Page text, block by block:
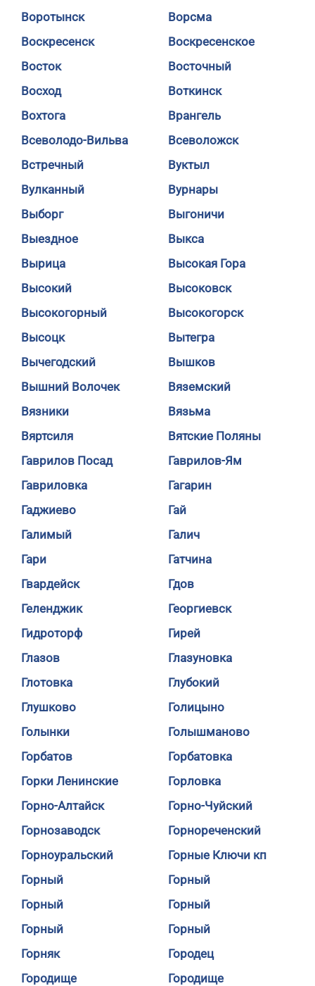
Воротынск
Ворсма
Воскресенск
Воскресенское
Восток
Восточный
Восход
Воткинск
Вохтога
Врангель
Всеволодо-Вильва
Всеволожск
Встречный
Вуктыл
Вулканный
Вурнары
Выборг
Выгоничи
Выездное
Выкса
Вырица
Высокая Гора
Высокий
Высоковск
Высокогорный
Высокогорск
Высоцк
Вытегра
Вычегодский
Вышков
Вышний Волочек
Вяземский
Вязники
Вязьма
Вяртсиля
Вятские Поляны
Гаврилов Посад
Гаврилов-Ям
Гавриловка
Гагарин
Гаджиево
Гай
Галимый
Галич
Гари
Гатчина
Гвардейск
Гдов
Геленджик
Георгиевск
Гидроторф
Гирей
Глазов
Глазуновка
Глотовка
Глубокий
Глушково
Голицыно
Голынки
Голышманово
Горбатов
Горбатовка
Горки Ленинские
Горловка
Горно-Алтайск
Горно-Чуйский
Горнозаводск
Горнореченский
Горноуральский
Горные Ключи кп
Горный
Горный
Горный
Горный
Горный
Горный
Горняк
Городец
Городище
Городище